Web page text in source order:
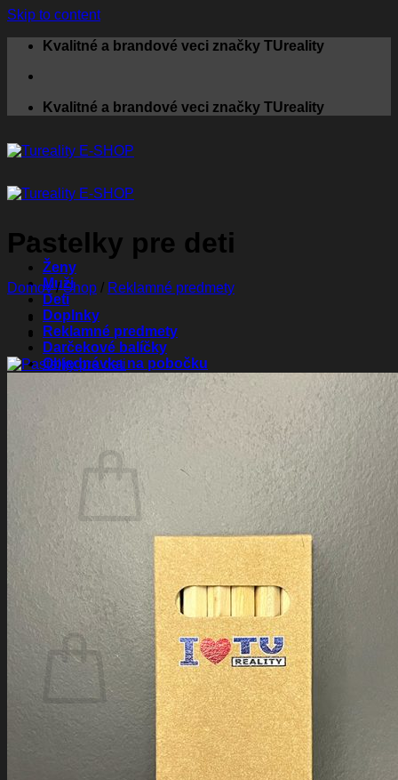
Skip to content
Kvalitné a brandové veci značky TUreality
Kvalitné a brandové veci značky TUreality
Ženy
Muži
Deti
Doplnky
Reklamné predmety
Darčekové balíčky
Objednávka na pobočku
Košík / 0,00
Žiadne produkty v košíku.
Vrátiť sa do obchodu
Košík
Žiadne produkty v košíku.
Vrátiť sa do obchodu
Pastelky pre deti
Domov / Shop / Reklamné predmety